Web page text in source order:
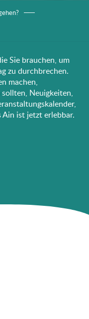
Sie brauchen, um
zu durchbrechen.
machen,
Neuigkeiten,
Ain ist jetzt erlebbar.